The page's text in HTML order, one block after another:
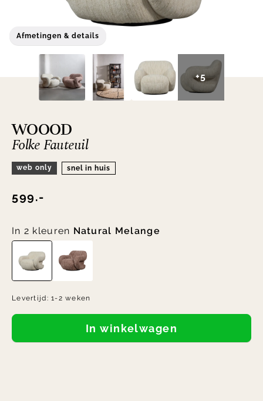
Afmetingen & details
+5
WOOOD
Folke Fauteuil
web only snel in huis
599.-
In 2 kleuren Natural Melange
Levertijd:1-2 weken
In winkelwagen